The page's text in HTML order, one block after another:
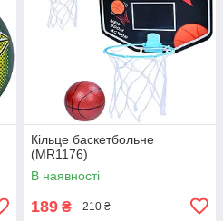
Кільце баскетбольне
(MR1176)
В наявності
189 ₴ 210 ₴